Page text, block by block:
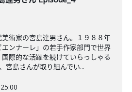
術家の宮島達男さん。１９８８年
ンナーレ」の若手作家部門で世界
際的な活躍を続けていらっしゃる
宮島さんが取り組んでい...